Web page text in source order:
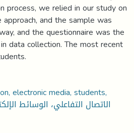
process, we relied in our study on
and the sample was
and the questionnaire was the
data collection. The most recent
electronic media, students,